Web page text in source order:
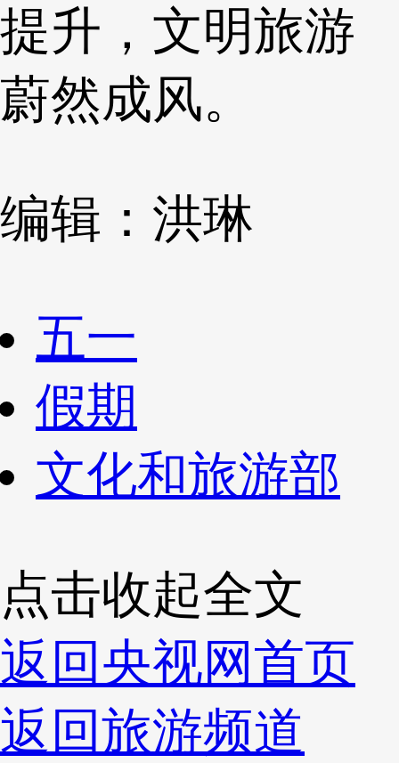
提升，文明旅游
蔚然成风。
编辑：洪琳
五一
假期
文化和旅游部
点击收起全文
返回央视网首页
返回旅游频道